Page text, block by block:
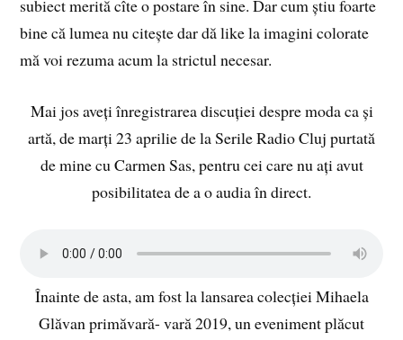
subiect merită cîte o postare în sine. Dar cum știu foarte
bine că lumea nu citește dar dă like la imagini colorate
mă voi rezuma acum la strictul necesar.
Mai jos aveți înregistrarea discuției despre moda ca și
artă, de marți 23 aprilie de la Serile Radio Cluj purtată
de mine cu Carmen Sas, pentru cei care nu ați avut
posibilitatea de a o audia în direct.
Înainte de asta, am fost la lansarea colecției Mihaela
Glăvan primăvară- vară 2019, un eveniment plăcut